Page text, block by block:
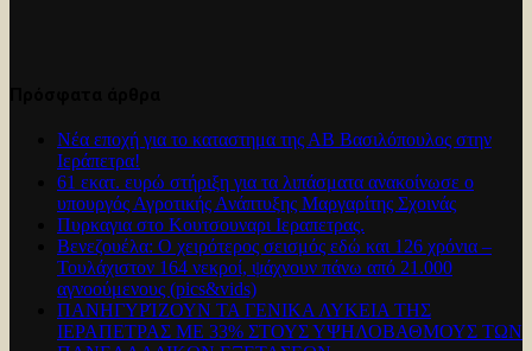
Νέα εποχή για το καταστημα της ΑΒ Βασιλόπουλος στην
Ιεράπετρα!
61 εκατ. ευρώ στήριξη για τα λιπάσματα ανακοίνωσε ο
υπουργός Αγροτικής Ανάπτυξης Μαργαρίτης Σχοινάς
Πυρκαγια στο Κουτσουναρι Ιεραπετρας.
Βενεζουέλα: Ο χειρότερος σεισμός εδώ και 126 χρόνια –
Τουλάχιστον 164 νεκροί, ψάχνουν πάνω από 21.000
αγνοούμενους (pics&vids)
ΠΑΝΗΓΥΡΊΖΟΥΝ ΤΑ ΓΕΝΙΚΑ ΛΥΚΕΙΑ ΤΗΣ
ΙΕΡΑΠΕΤΡΑΣ ΜΕ 33% ΣΤΟΥΣ ΥΨΗΛΟΒΑΘΜΟΥΣ ΤΩΝ